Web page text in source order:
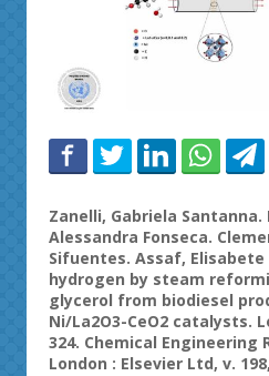
Zanelli, Gabriela Santanna.
Alessandra Fonseca.
Sifuentes. Assaf,
hydrogen by steam
glycerol from biodiesel
Ni/La2O3-CeO2 catalysts.
324. Chemical Engineering
London : Elsevier Ltd, v.